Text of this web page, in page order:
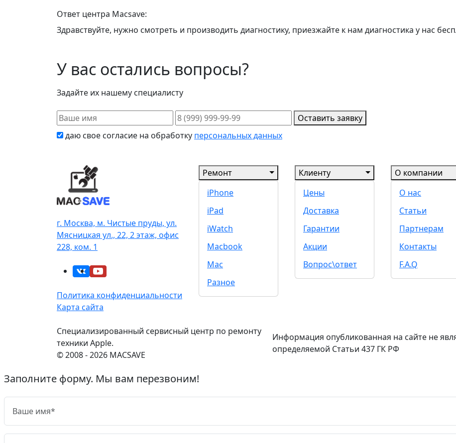
Ответ центра Macsave:
Здравствуйте, нужно смотреть и производить диагностику, приезжайте к нам диагностика у нас
У вас остались вопросы?
Задайте их нашему специалисту
Оставить заявку
даю свое согласие на обработку персональных данных
г. Москва, м. Чистые пруды, ул.
Мясницкая ул., 22, 2 этаж, офис
228, ком. 1
Политика конфиденциальности
Карта сайта
Ремонт
iPhone
iPad
iWatch
Macbook
Mac
Разное
Клиенту
Цены
Доставка
Гарантии
Акции
Вопрос\ответ
О компании
О нас
Статьи
Партнерам
Контакты
F.A.Q
Специализированный сервисный центр по ремонту
техники Apple.
© 2008 - 2026 MACSAVE
Информация опубликованная на сайте не
определяемой Статьи 437 ГК РФ
Заполните форму. Мы вам перезвоним!